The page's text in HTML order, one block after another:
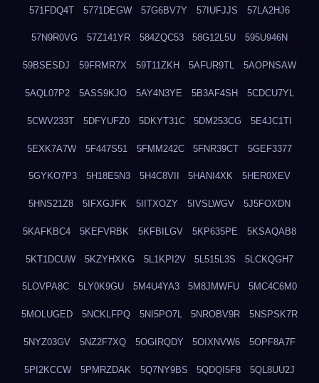
571FDQ4T 5771DEGW 57G6BV7Y 57IUFJJS 57LA2HJ6
57N9R0VG 57Z141YR 584ZQC53 58G12L5U 595U946N
59BSESDJ 59FRMR7X 59T11ZKH 5AFUR9TL 5AOPNSAW
5AQL07P2 5ASS9KJO 5AY4N3YE 5B3AF4SH 5CDCU7YL
5CWV233T 5DFYUFZ0 5DKYT31C 5DM253CG 5E4JC1TI
5EXK7A7W 5F447S51 5FMM242C 5FNR39CT 5GEF3377
5GYKO7P3 5H18E5N3 5H4C8VII 5HANI4XK 5HER0XEV
5HNS21Z8 5IFXGJFK 5IITXOZY 5IVSLWGV 5J5FOXDN
5KAFKBC4 5KEFVRBK 5KFBILGV 5KP635PE 5KSAQAB8
5KT1DCUW 5KZYHXKG 5L1KPI2V 5L515L3S 5LCKQGH7
5LOVPA8C 5LY0K9GU 5M4U4YA3 5M8JMWFU 5MC4C6M0
5MOLUGED 5NCKLFPQ 5NI5PO7L 5NROBV9R 5NSPSK7R
5NYZ03GV 5NZ2F7XQ 5OGIRQDY 5OIXNVW6 5OPF8A7F
5PI2KCCW 5PMRZDAK 5Q7NY9BS 5QDQI5F8 5QL8UU2J